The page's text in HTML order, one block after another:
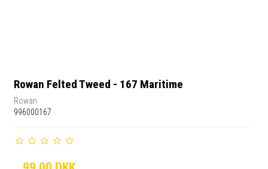
Rowan Felted Tweed - 167 Maritime
Rowan
996000167